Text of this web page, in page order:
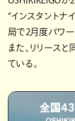
“インスタントナ
局で2月度パワー
また、リリース
ている。